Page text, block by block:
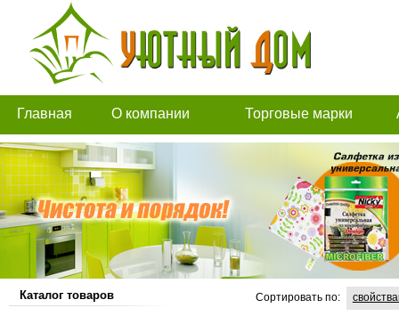
Главная О компании Торговые марки
Каталог товаров Сортировать по: